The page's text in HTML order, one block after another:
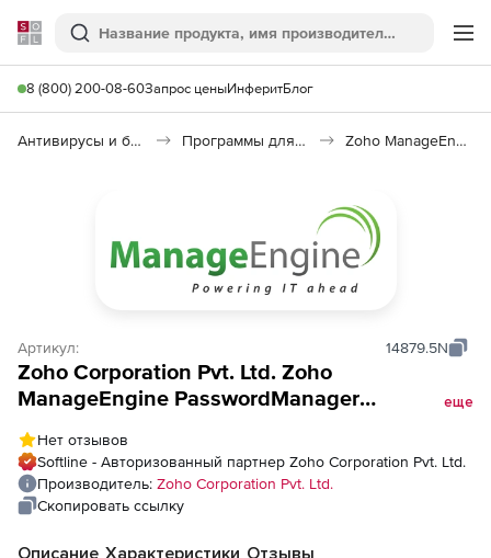
Softline
Поиск
8 (800) 200-08-60Запрос ценыИнферитБлог
Антивирусы и безопасность Программы для защиты информации Zoho ManageEngine PasswordManager
Артикул: 14879.5N
Zoho Corporation Pvt. Ltd. Zoho
ManageEngine PasswordManager
Single Installation), fee for 200
Administrators (unrestricted resources and
users) and 25 Keys
еще
Нет отзывов
Softline - Авторизованный партнер Zoho Corporation Pvt. Ltd.
Производитель: Zoho Corporation Pvt. Ltd.
Скопировать ссылку